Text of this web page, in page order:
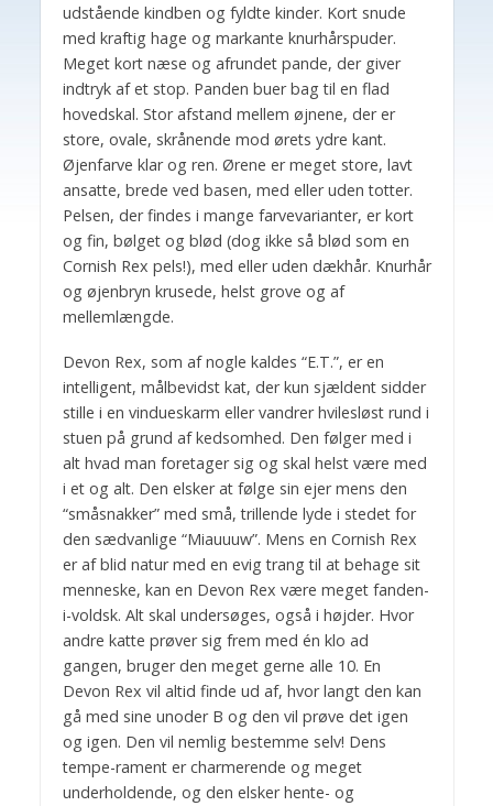
udstående kindben og fyldte kinder. Kort snude
med kraftig hage og markante knurhårspuder.
Meget kort næse og afrundet pande, der giver
indtryk af et stop. Panden buer bag til en flad
hovedskal. Stor afstand mellem øjnene, der er
store, ovale, skrånende mod ørets ydre kant.
Øjenfarve klar og ren. Ørene er meget store, lavt
ansatte, brede ved basen, med eller uden totter.
Pelsen, der findes i mange farvevarianter, er kort
og fin, bølget og blød (dog ikke så blød som en
Cornish Rex pels!), med eller uden dækhår. Knurhår
og øjenbryn krusede, helst grove og af
mellemlængde.
Devon Rex, som af nogle kaldes “E.T.”, er en
intelligent, målbevidst kat, der kun sjældent sidder
stille i en vindueskarm eller vandrer hvilesløst rund i
stuen på grund af kedsomhed. Den følger med i
alt hvad man foretager sig og skal helst være med
i et og alt. Den elsker at følge sin ejer mens den
“småsnakker” med små, trillende lyde i stedet for
den sædvanlige “Miauuuw”. Mens en Cornish Rex
er af blid natur med en evig trang til at behage sit
menneske, kan en Devon Rex være meget fanden-
i-voldsk. Alt skal undersøges, også i højder. Hvor
andre katte prøver sig frem med én klo ad
gangen, bruger den meget gerne alle 10. En
Devon Rex vil altid finde ud af, hvor langt den kan
gå med sine unoder B og den vil prøve det igen
og igen. Den vil nemlig bestemme selv! Dens
tempe-rament er charmerende og meget
underholdende, og den elsker hente- og